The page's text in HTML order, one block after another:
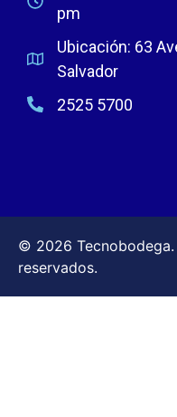
pm
Ubicación: 63
Salvador
2525 5700
© 2026
reservados.